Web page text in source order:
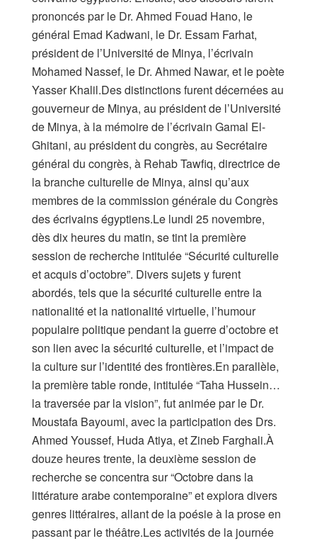
prononcés par le Dr. Ahmed Fouad Hano, le
général Emad Kadwani, le Dr. Essam Farhat,
président de l’Université de Minya, l’écrivain
Mohamed Nassef, le Dr. Ahmed Nawar, et le poète
Yasser Khalil.Des distinctions furent décernées au
gouverneur de Minya, au président de l’Université
de Minya, à la mémoire de l’écrivain Gamal El-
Ghitani, au président du congrès, au Secrétaire
général du congrès, à Rehab Tawfiq, directrice de
la branche culturelle de Minya, ainsi qu’aux
membres de la commission générale du Congrès
des écrivains égyptiens.Le lundi 25 novembre,
dès dix heures du matin, se tint la première
session de recherche intitulée “Sécurité culturelle
et acquis d’octobre”. Divers sujets y furent
abordés, tels que la sécurité culturelle entre la
nationalité et la nationalité virtuelle, l’humour
populaire politique pendant la guerre d’octobre et
son lien avec la sécurité culturelle, et l’impact de
la culture sur l’identité des frontières.En parallèle,
la première table ronde, intitulée “Taha Hussein…
la traversée par la vision”, fut animée par le Dr.
Moustafa Bayoumi, avec la participation des Drs.
Ahmed Youssef, Huda Atiya, et Zineb Farghali.À
douze heures trente, la deuxième session de
recherche se concentra sur “Octobre dans la
littérature arabe contemporaine” et explora divers
genres littéraires, allant de la poésie à la prose en
passant par le théâtre.Les activités de la journée